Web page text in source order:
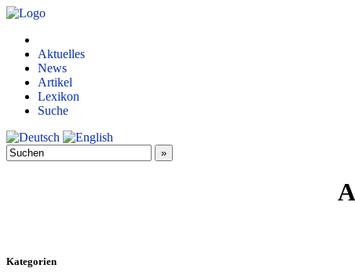
Aktuelles
News
Artikel
Lexikon
Suche
Kategorien